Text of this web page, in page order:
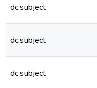
dc.subject
dc.subject
dc.subject